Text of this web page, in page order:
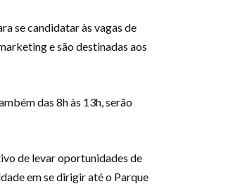
se candidatar às vagas de
e são destinadas aos
das 8h às 13h, serão
de levar oportunidades de
em se dirigir até o Parque